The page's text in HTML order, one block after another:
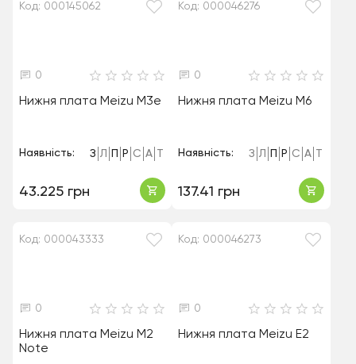
Код: 000145062
0
Нижня плата Meizu M3e
Наявність: З Л П Р С А
43.225 грн
Код: 000046276
0
Нижня плата Meizu M6
Наявність: З Л П Р С А
137.41 грн
Код: 000043333
0
Нижня плата Meizu M2
Note
Код: 000046273
0
Нижня плата Meizu E2